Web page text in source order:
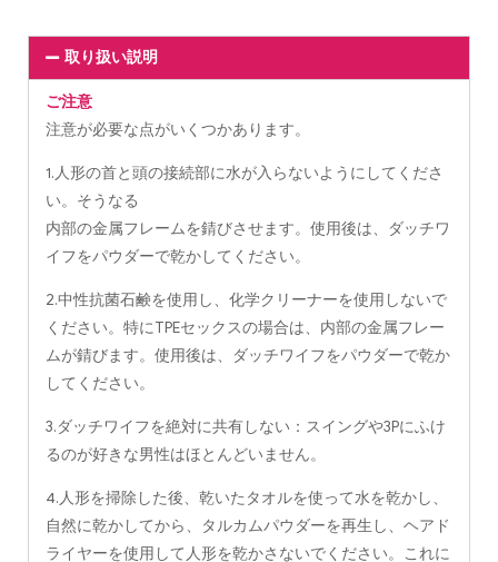
取り扱い説明
ご注意
注意が必要な点がいくつかあります。
1.人形の首と頭の接続部に水が入らないようにしてくださ
い。そうなる
内部の金属フレームを錆びさせます。使用後は、ダッチワ
イフをパウダーで乾かしてください。
2.中性抗菌石鹸を使用し、化学クリーナーを使用しないで
ください。特にTPEセックスの場合は、内部の金属フレー
ムが錆びます。使用後は、ダッチワイフをパウダーで乾か
してください。
3.ダッチワイフを絶対に共有しない：スイングや3Pにふけ
るのが好きな男性はほとんどいません。
4.人形を掃除した後、乾いたタオルを使って水を乾かし、
自然に乾かしてから、タルカムパウダーを再生し、ヘアド
ライヤーを使用して人形を乾かさないでください。これに